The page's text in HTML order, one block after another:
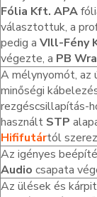
Fólia Kft. APA
választottuk, a
pedig a VIll-Fény
végezte, a PB
A mélynyomót, az
minőségi
rezgéscsillapítás-
használt STP
Hififutártól
Az igényes
Audio csapata
Az ülések és